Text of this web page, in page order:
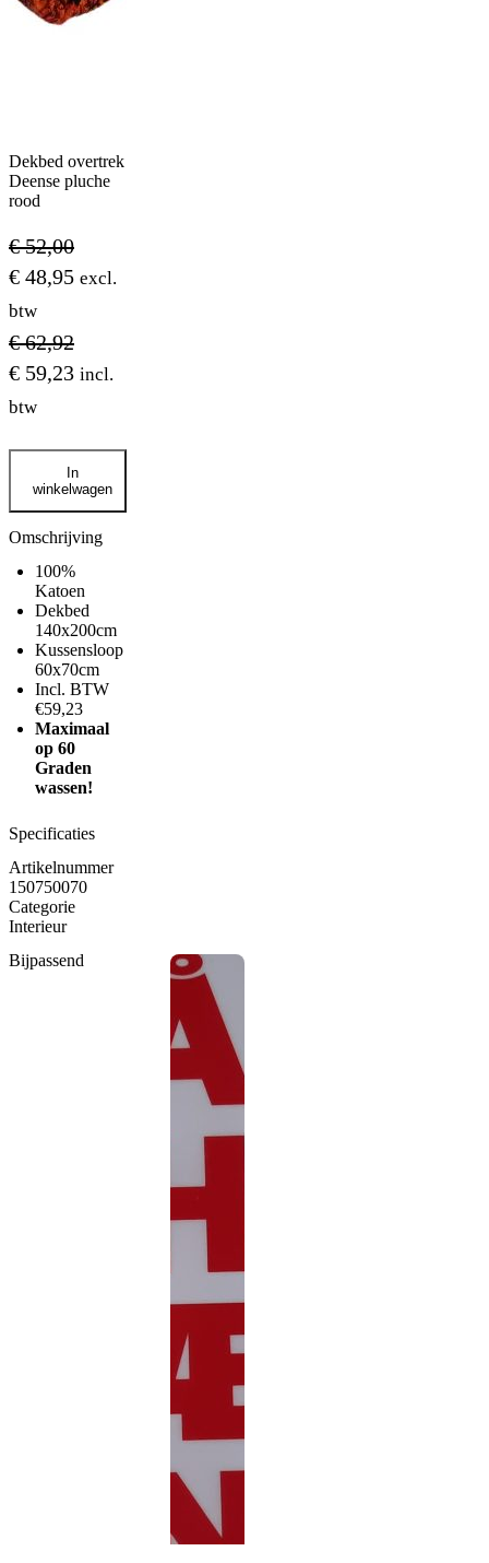
Dekbed overtrek
Deense pluche
rood
€52,00
€ 48,95 excl.
btw
€62,92
€ 59,23 incl.
btw
Dekbed
Deense
pluche
rood
In
winkelwagen
Omschrijving
100%
Katoen
Dekbed
140x200cm
Kussensloop
60x70cm
Incl. BTW
€59,23
Maximaal
op 60
Graden
wassen!
Specificaties
Artikelnummer
150750070
Categorie
Interieur
Bijpassend